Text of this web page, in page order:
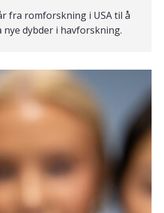
fra romforskning i USA til å
nye dybder i havforskning.